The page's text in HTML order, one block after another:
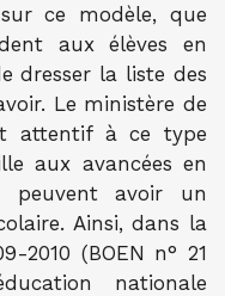
ce modèle, que
aux élèves en
dresser la liste des
Le ministère de
attentif à ce type
aux avancées en
peuvent avoir un
Ainsi, dans la
2010 (BOEN n° 21
nationale